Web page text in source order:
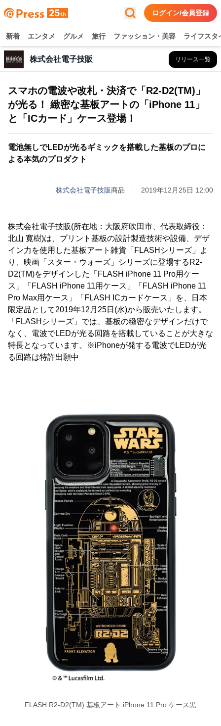
ログイン/会員登録
新着 エンタメ グルメ 旅行 ファッション・美容 ライフスタ
株式会社電子技販 リリース一覧
スマホの電波や改札・決済で「R2-D2(TM)」
が光る！ 緻密な基板アートの「iPhone 11」
と「ICカード」ケース登場！
電池無しでLEDが光るギミックを搭載した基板のプロに
よる本気のプロダクト
株式会社電子技販商品 2019年12月25日 12:00
株式会社電子技販(所在地：大阪府吹田市、代表取締役：
北山 寛樹)は、プリント基板の設計製造技術や設備、デザ
イン力を使用した基板アート雑貨「FLASHシリーズ」よ
り、映画「スター・ウォーズ」シリーズに登場するR2-
D2(TM)をデザインした「FLASH iPhone 11 Pro用ケー
ス」「FLASH iPhone 11用ケース」「FLASH iPhone 11
Pro Max用ケース」「FLASH ICカードケース」を、日本
限定品として2019年12月25日(水)から販売いたします。
「FLASHシリーズ」では、基板の緻密なデザインだけで
なく、電波でLEDが光る回路を搭載していることが大きな
特長となっています。※iPhoneが発する電波でLEDが光
る回路は特許出願中
FLASH R2-D2(TM) 基板アート iPhone 11 Pro ケース黒